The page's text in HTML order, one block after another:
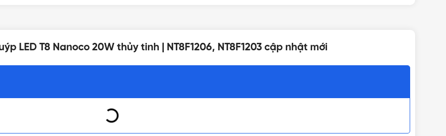
LED T8 Nanoco 20W thủy tinh | NT8F1206, NT8F1203 cập nhật mới